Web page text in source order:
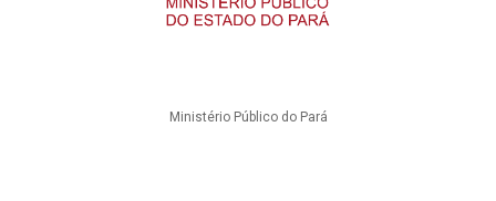
Ministério Público do Pará